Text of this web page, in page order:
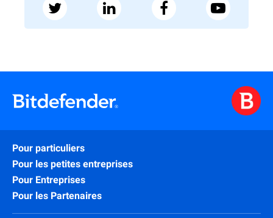
Pour particuliers
Pour les petites entreprises
Pour Entreprises
Pour les Partenaires